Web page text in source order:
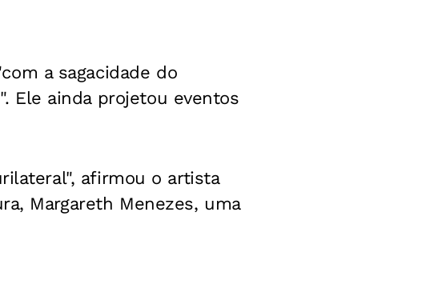
a sagacidade do
Ele ainda projetou eventos
afirmou o artista
Margareth Menezes, uma